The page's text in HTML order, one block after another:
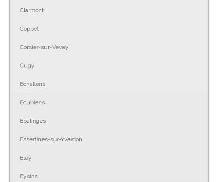
Clarmont
Coppet
Corsier-sur-Vevey
Cugy
Echallens
Ecublens
Epalinges
Essertines-sur-Yverdon
Etoy
Eysins